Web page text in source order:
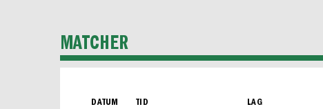
MATCHER
DATUM TID LAG